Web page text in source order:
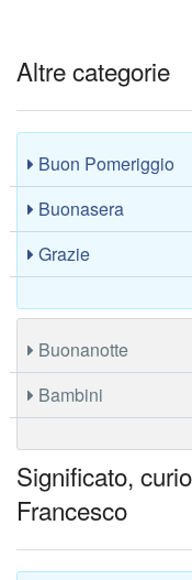
Altre categorie
Buon Pomeriggio
Buonasera
Grazie
Buonanotte
Bambini
Significato,
Francesco